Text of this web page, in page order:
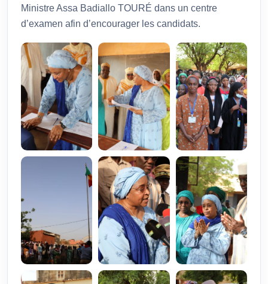
Ministre Assa Badiallo TOURÉ dans un centre
d’examen afin d’encourager les candidats.